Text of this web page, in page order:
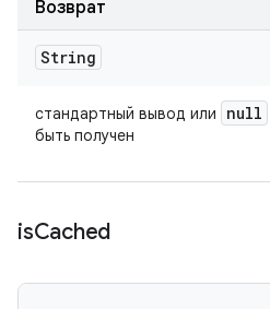
Возврат
String
стандартный вывод или null
быть получен
isCached